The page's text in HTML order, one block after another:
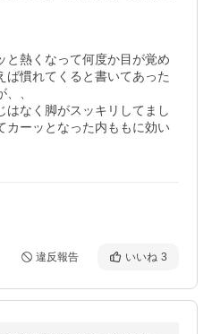
と熱くなって何度か目が覚め
ば慣れてくると書いてあった
、
はなく脚がスッキリしてまし
カーッとなった内ももに効い
違反報告 いいね 3